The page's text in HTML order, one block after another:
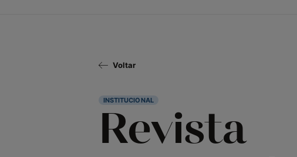
Voltar
INSTITUCIONAL
Revista